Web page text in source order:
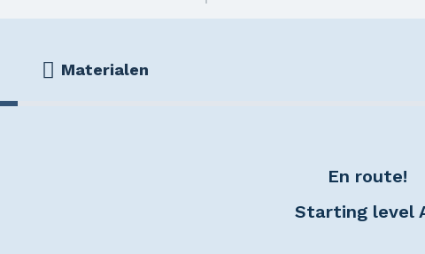
Materialen
En route!
Starting level